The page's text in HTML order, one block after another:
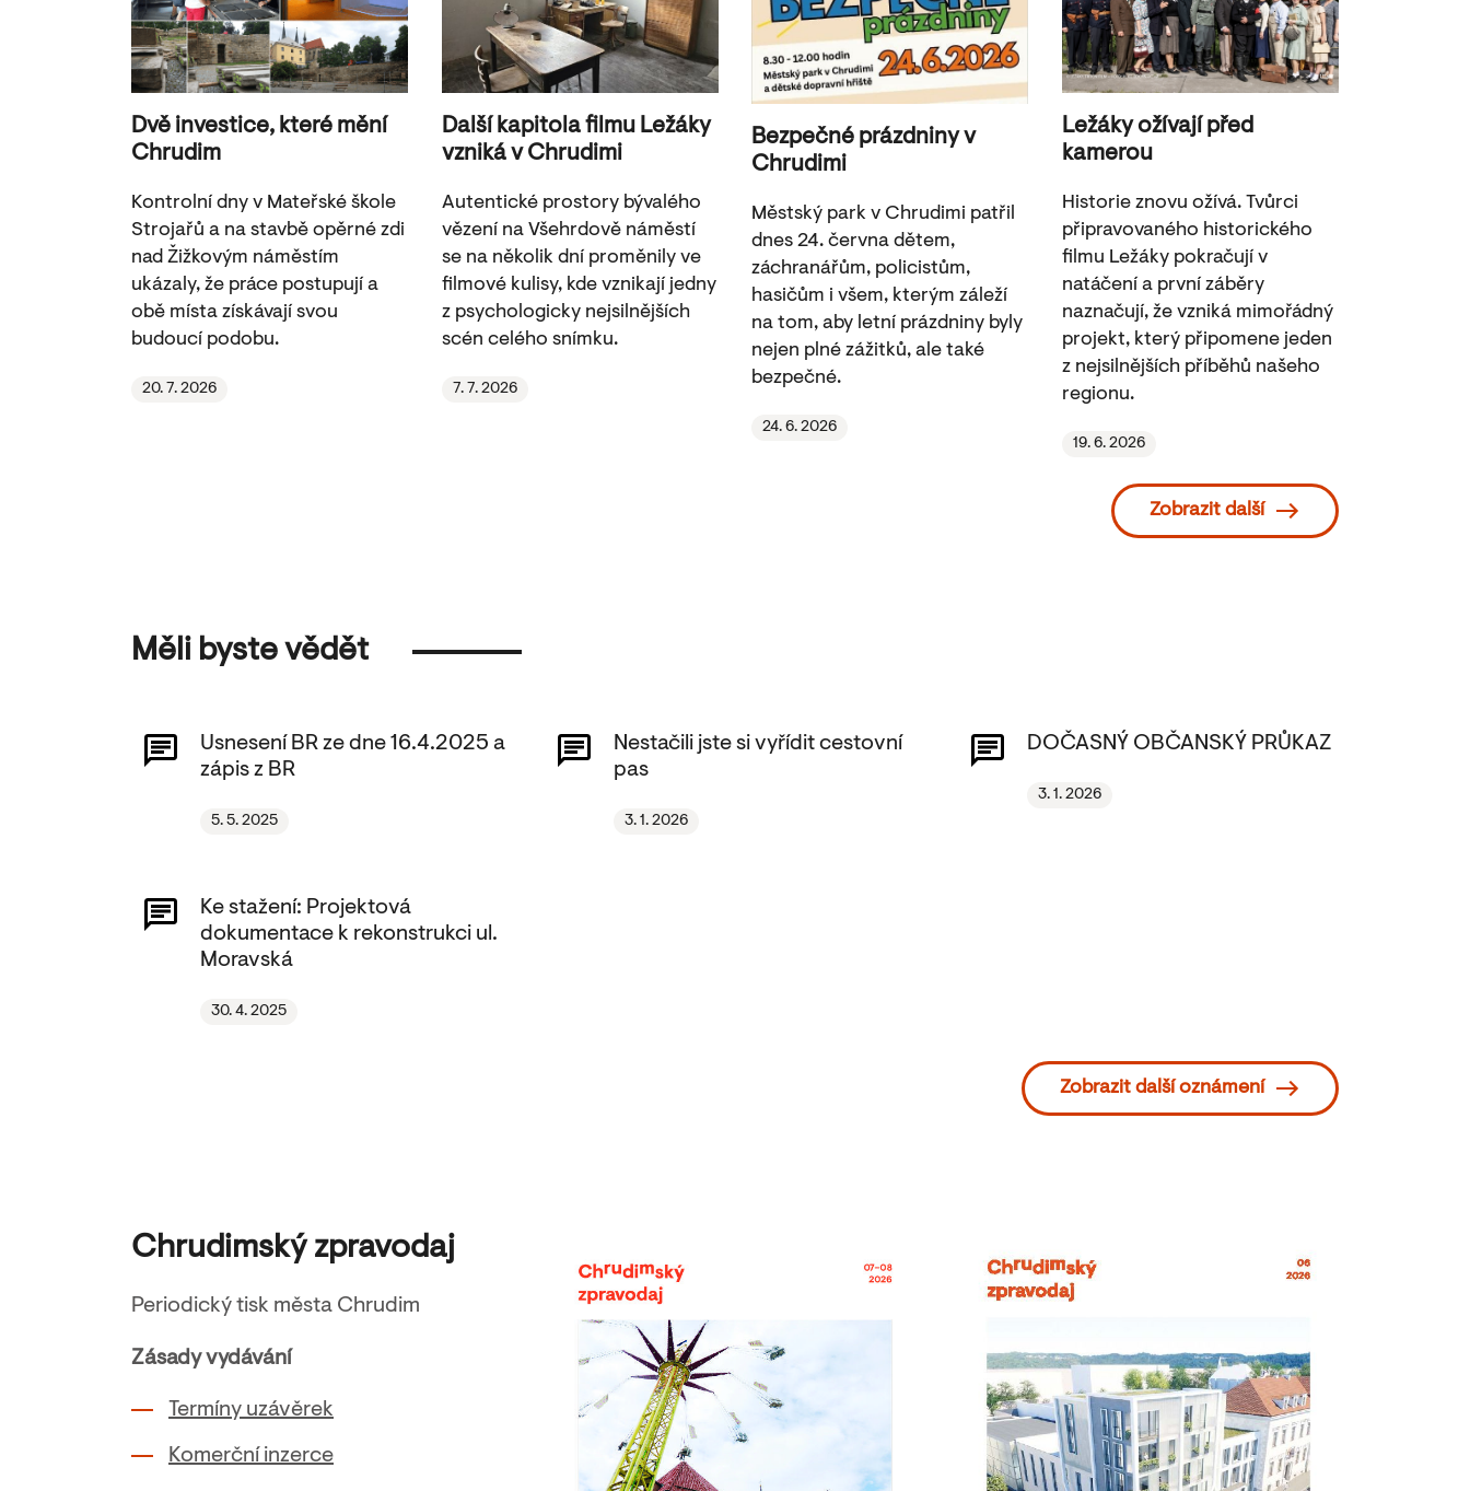
Dvě investice, které mění
Chrudim
Kontrolní dny v Mateřské škole
Strojařů a na stavbě opěrné zdi
nad Žižkovým náměstím
ukázaly, že práce postupují a
obě místa získávají svou
budoucí podobu.
20. 7. 2026
Další kapitola filmu Ležáky
vzniká v Chrudimi
Autentické prostory bývalého
vězení na Všehrdově náměstí
se na několik dní proměnily ve
filmové kulisy, kde vznikají jedny
z psychologicky nejsilnějších
scén celého snímku.
7. 7. 2026
Bezpečné prázdniny v
Chrudimi
Městský park v Chrudimi patřil
dnes 24. června dětem,
záchranářům, policistům,
hasičům i všem, kterým záleží
na tom, aby letní prázdniny byly
nejen plné zážitků, ale také
bezpečné.
24. 6. 2026
Ležáky ožívají před
kamerou
Historie znovu ožívá. Tvůrci
připravovaného historického
filmu Ležáky pokračují v
natáčení a první záběry
naznačují, že vzniká mimořádný
projekt, který připomene jeden
z nejsilnějších příběhů našeho
regionu.
19. 6. 2026
Zobrazit další
Měli byste vědět
Usnesení BR ze dne 16.4.2025 a
zápis z BR
5. 5. 2025
Nestačili jste si vyřídit cestovní
pas
3. 1. 2026
DOČASNÝ OBČANSKÝ PRŮKAZ
3. 1. 2026
Ke stažení: Projektová
dokumentace k rekonstrukci ul.
Moravská
30. 4. 2025
Zobrazit další oznámení
Chrudimský zpravodaj
Periodický tisk města Chrudim
Zásady vydávání
Termíny uzávěrek
Komerční inzerce